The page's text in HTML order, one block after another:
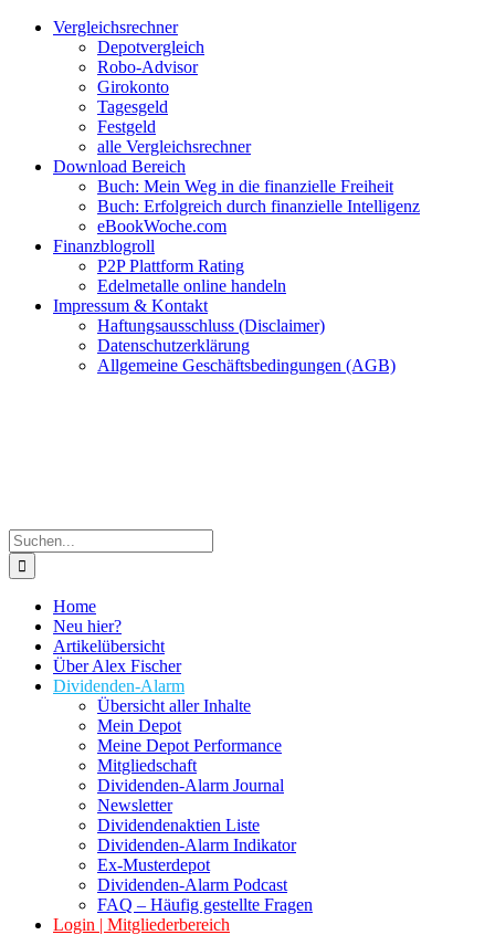
Zum
Facebook
Twitter
Instagram
Pinterest
YouTubeVergleichsrechner
Depotvergleich
Robo-Advisor
Girokonto
Tagesgeld
Festgeld
alle Vergleichsrechner
Download Bereich
Buch: Mein Weg in die finanzielle Freiheit
Buch: Erfolgreich durch finanzielle Intelligenz
eBookWoche.com
Finanzblogroll
P2P Plattform Rating
Edelmetalle online handeln
Impressum & Kontakt
Haftungsausschluss (Disclaimer)
Datenschutzerklärung
Allgemeine Geschäftsbedingungen (AGB)
Suche
nach:
Home
Neu hier?
Artikelübersicht
Über Alex Fischer
Dividenden-Alarm
Übersicht aller Inhalte
Mein Depot
Meine Depot Performance
Mitgliedschaft
Dividenden-Alarm Journal
Newsletter
Dividendenaktien Liste
Dividenden-Alarm Indikator
Ex-Musterdepot
Dividenden-Alarm Podcast
FAQ – Häufig gestellte Fragen
Login | Mitgliederbereich